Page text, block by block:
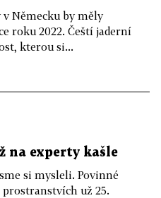
Německu by měly
roku 2022. Čeští jaderní
kterou si...
na experty kašle
si mysleli. Povinné
už 25.